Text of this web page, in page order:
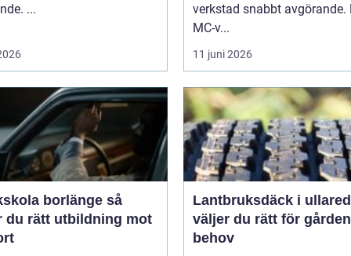
...
verkstad snabbt avgörande.
MC-v...
11 juni 2026
borlänge så
du rätt utbildning mot
Lantbruksdäck i ullared
väljer du rätt för
behov